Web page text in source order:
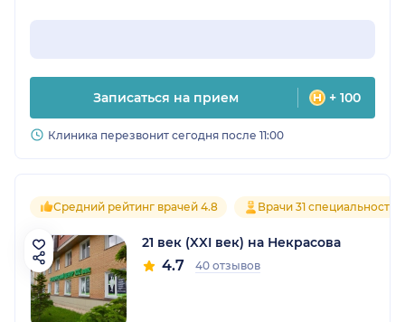
Записаться на прием + 100
Клиника перезвонит сегодня после 11:00
Средний рейтинг врачей 4.8 Врачи 31 специальностей
21 век (XXI век) на Некрасова
4.7 40 отзывов